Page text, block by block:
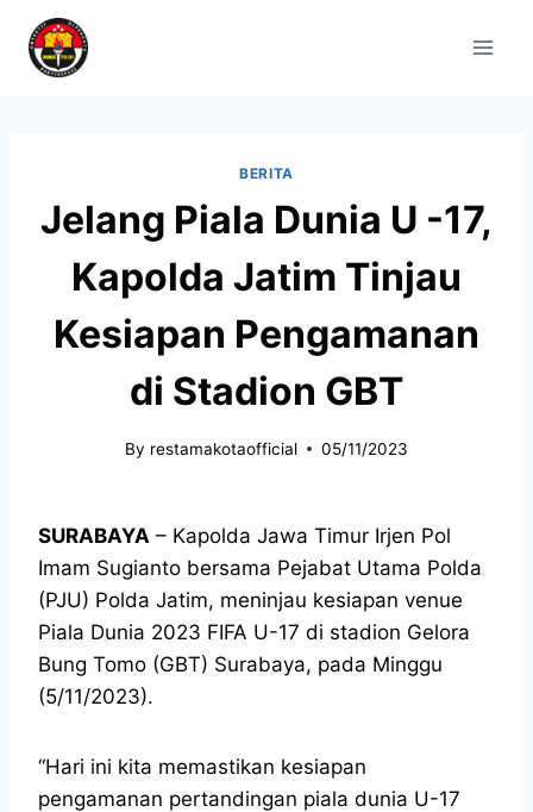
BERITA
Jelang Piala Dunia U -17,
Kapolda Jatim Tinjau
Kesiapan Pengamanan
di Stadion GBT
By restamakotaofficial 05/11/2023
SURABAYA – Kapolda Jawa Timur Irjen Pol
Imam Sugianto bersama Pejabat Utama Polda
(PJU) Polda Jatim, meninjau kesiapan venue
Piala Dunia 2023 FIFA U-17 di stadion Gelora
Bung Tomo (GBT) Surabaya, pada Minggu
(5/11/2023).
“Hari ini kita memastikan kesiapan
pengamanan pertandingan piala dunia U-17